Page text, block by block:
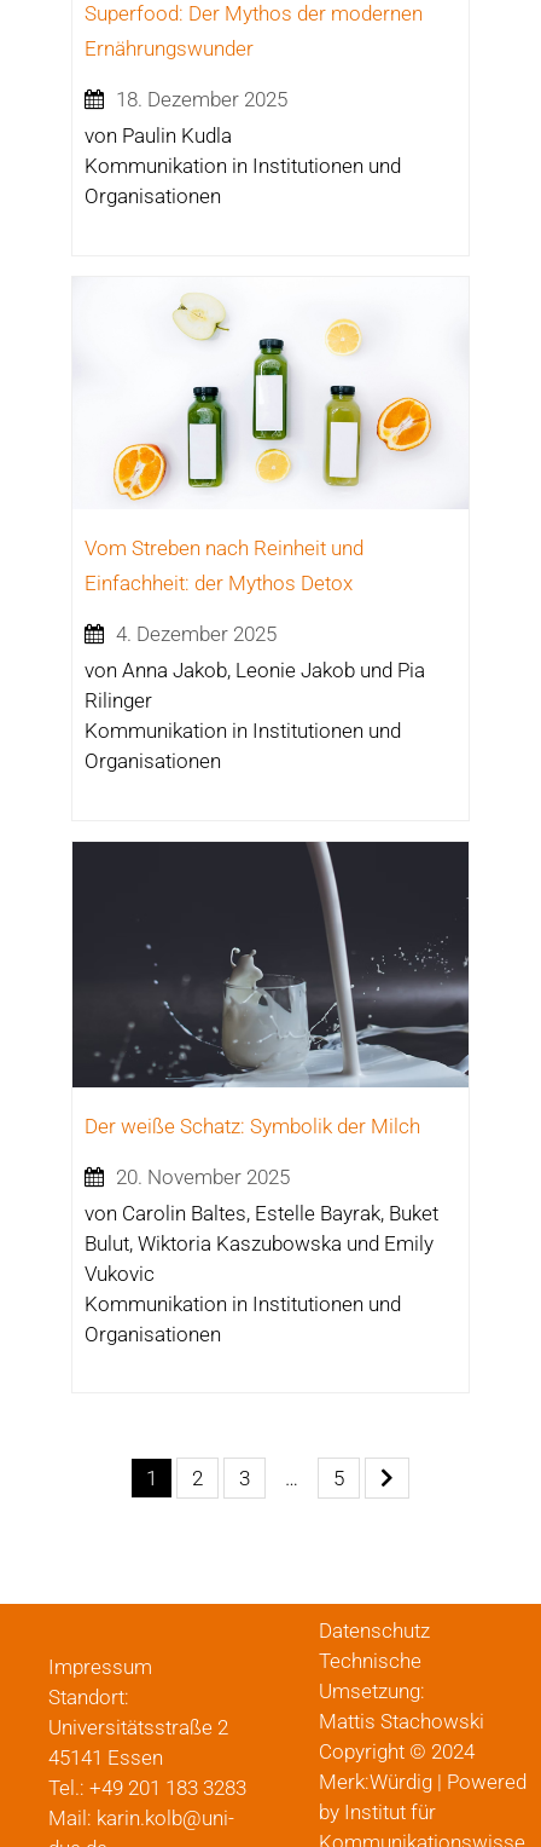
Superfood: Der Mythos der modernen
Ernährungswunder
18. Dezember 2025
von Paulin Kudla
Kommunikation in Institutionen und
Organisationen
Vom Streben nach Reinheit und
Einfachheit: der Mythos Detox
4. Dezember 2025
von Anna Jakob, Leonie Jakob und Pia
Rilinger
Kommunikation in Institutionen und
Organisationen
Der weiße Schatz: Symbolik der Milch
20. November 2025
von Carolin Baltes, Estelle Bayrak, Buket
Bulut, Wiktoria Kaszubowska und Emily
Vukovic
Kommunikation in Institutionen und
Organisationen
1 2 3 … 5
Impressum
Standort:
Universitätsstraße 2
45141 Essen
Tel.: +49 201 183 3283
Mail: karin.kolb@uni-
Datenschutz
Technische
Umsetzung:
Mattis Stachowski
Copyright © 2024
Merk:Würdig | Powered
by Institut für